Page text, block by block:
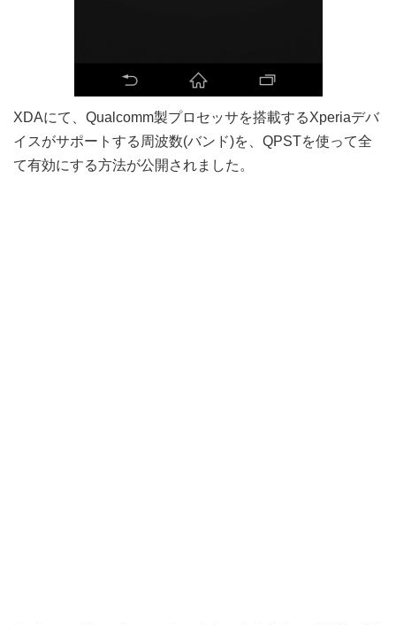
XDAにて、Qualcomm製プロセッサを搭載するXperiaデバ
イスがサポートする周波数(バンド)を、QPSTを使って全
て有効にする方法が公開されました。